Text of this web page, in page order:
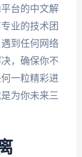
台的中文解
业的技术团
到任何网络
，确保你不
一粒精彩进
为你未来三